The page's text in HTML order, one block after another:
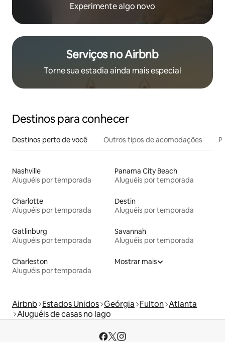
Experimente algo novo
Serviços no Airbnb
Torne sua estadia ainda mais especial
Destinos para conhecer
Destinos perto de você Outros tipos de acomodações
Nashville
Aluguéis por temporada
Panama City Beach
Aluguéis por temporada
Charlotte
Aluguéis por temporada
Destin
Aluguéis por temporada
Gatlinburg
Aluguéis por temporada
Savannah
Aluguéis por temporada
Charleston
Aluguéis por temporada
Mostrar mais
Airbnb Estados Unidos Geórgia Fulton Atlanta
Aluguéis de casas no lago